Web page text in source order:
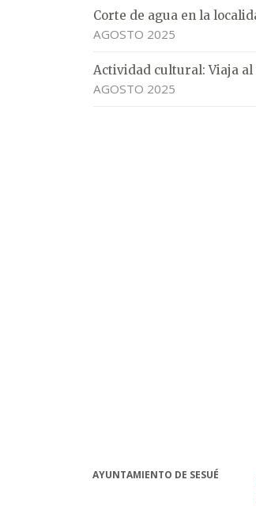
Corte de agua en la
AGOSTO 2025
Actividad cultural: Viaja
AGOSTO 2025
AYUNTAMIENTO DE SESUÉ